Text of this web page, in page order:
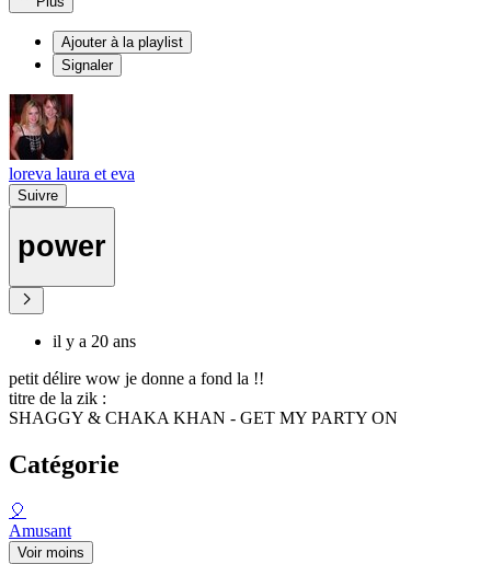
Ajouter à la playlist
Signaler
loreva laura et eva
Suivre
power
il y a 20 ans
petit délire wow je donne a fond la !!
titre de la zik :
SHAGGY & CHAKA KHAN - GET MY PARTY ON
Catégorie
🎈
Amusant
Voir moins